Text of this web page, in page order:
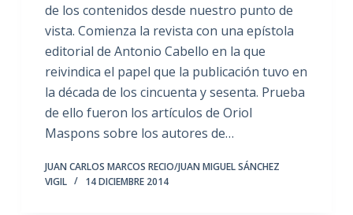
de los contenidos desde nuestro punto de
vista. Comienza la revista con una epístola
editorial de Antonio Cabello en la que
reivindica el papel que la publicación tuvo en
la década de los cincuenta y sesenta. Prueba
de ello fueron los artículos de Oriol
Maspons sobre los autores de…
JUAN CARLOS MARCOS RECIO/JUAN MIGUEL SÁNCHEZ
VIGIL
14 DICIEMBRE 2014